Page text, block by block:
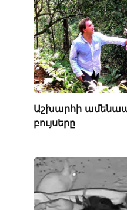
Աշխարհի
բույսերը